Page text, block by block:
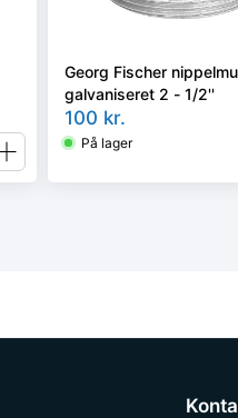
Georg Fischer
galvaniseret 2 - 1/2''
100 kr.
På lager